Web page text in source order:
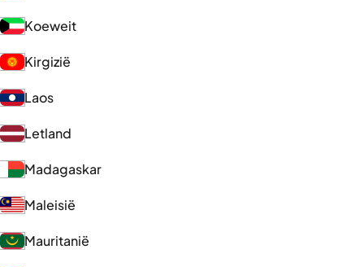
Koeweit
Kirgizië
Laos
Letland
Madagaskar
Maleisië
Mauritanië